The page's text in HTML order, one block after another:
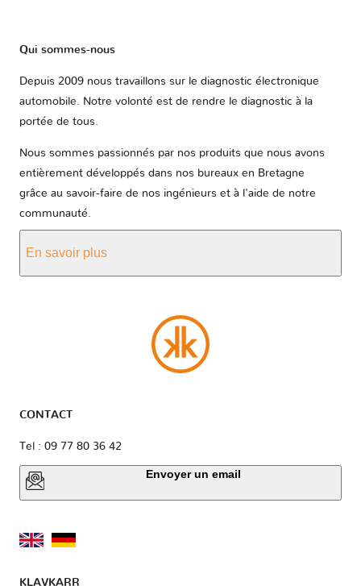
Qui sommes-nous
Depuis 2009 nous travaillons sur le diagnostic électronique
automobile. Notre volonté est de rendre le diagnostic à la
portée de tous.
Nous sommes passionnés par nos produits que nous avons
entièrement développés dans nos bureaux en Bretagne
grâce au savoir-faire de nos ingénieurs et à l'aide de notre
communauté.
En savoir plus
CONTACT
Tel : 09 77 80 36 42
Envoyer un email
KLAVKARR